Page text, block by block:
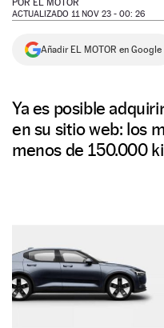
NEWSLETTER
POR EL MOTOR
ACTUALIZADO 11 NOV 23 - 00: 26
Añadir EL MOTOR en Google
Ya es posible
en su sitio web: los
menos de 150.000